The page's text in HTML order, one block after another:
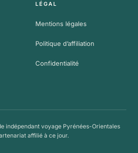
LÉGAL
Mentions légales
Politique d’affiliation
Confidentialité
indépendant voyage Pyrénées-Orientales
affilié à ce jour.